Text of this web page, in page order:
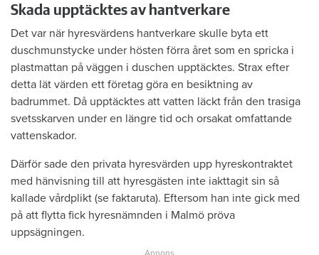
Skada upptäcktes av hantverkare
Det var när hyresvärdens hantverkare skulle byta ett
duschmunstycke under hösten förra året som en spricka i
plastmattan på väggen i duschen upptäcktes. Strax efter
detta lät värden ett företag göra en besiktning av
badrummet. Då upptäcktes att vatten läckt från den trasiga
svetsskarven under en längre tid och orsakat omfattande
vattenskador.
Därför sade den privata hyresvärden upp hyreskontraktet
med hänvisning till att hyresgästen inte iakttagit sin så
kallade vårdplikt (se faktaruta). Eftersom han inte gick med
på att flytta fick hyresnämnden i Malmö pröva
uppsägningen.